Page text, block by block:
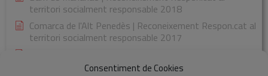
Consentiment de Cookies
territori socialment responsable 2018
Comarca de l'Alt Penedès | Reconeixement Respon.cat al
territori socialment responsable 2017
territori socialment responsable 2015